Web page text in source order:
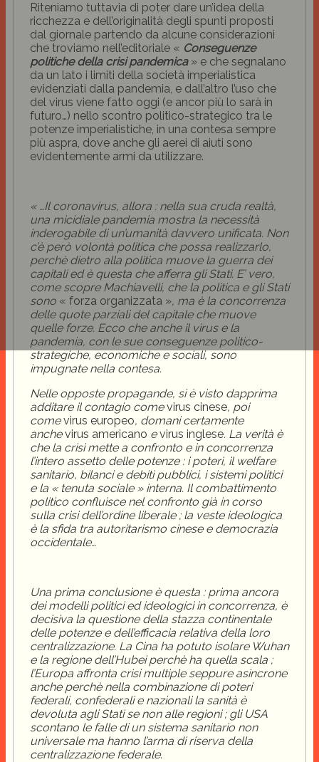
Riteniamo tuttavia di poter dare un’idea della
ricchezza e dell’originalità degli spunti proposti
dal giornale partendo da alcune considerazioni
che troviamo nell’editoriale « Conseguenze
politiche della crisi pandemica» e che segnalano
da un lato i limiti della società imperialistica
evidenziati dalla pandemia, e dall’altro l’uso che
del virus viene fatto oggi (e ancor più lo sarà in
futuro…) nello scontro politico-strategico tra le
potenze imperialistiche, in una contesa sempre
più aspra, dove anche gli aerei di aiuti sono
evidentemente armi da utilizzare.
« …Il coronavirus, allora : nella sua cruda realtà,
una micidiale pandemia mostra la necessità
inderogabile di un’umanità davvero unificata. Non
c’è però volontà politica che possa realizzarlo,
perchè dietro alla politica muove la guerra dei
capitali ed è questa che afferra gli Stati. E’ vero,
come scopre Machiavelli, che la politica e gli Stati
sono « forza organizzata », ma è la concorrenza
delle quote parziali del capitale che muove
quelle forze. Ecco che anche il virus e la
pandemia, con le sue conseguenze politico-
strategiche, economiche e sociali, sono
impugnate nella contesa.
Nelle opposte propagande, si è visto dapprima
additare il contagio comevirus cinese, poi
comevirus europeo, domanicertamente
anchevirus americano evirus inglese. La verità è
che la crisi mette a confronto e in concorrenza
l’intero assetto delle potenze : i poteri, il welfare
sanitario, bilanci e debiti pubblici, i sistemi politici
e la « tenuta sociale » interna. Il combattimento
politico confluisce nel confronto già in corso
sulla crisi dell’ordine liberale ; la veste ideologica
è la sfida tra autoritarismo cinese e democrazia
occidentale…
Una prima conclusione è questa : prima ancora
dei modelli politici ed ideologici in concorrenza, è
decisiva la questione della stazza continentale
delle potenze e dell’efficacia relativa della loro
centralizzazione. La Cina ha potuto isolare Wuhan
e la regione dell’Hubei perchè ha quella scala ;
l’Europa affronta crisi multiple seppure asincrone
anche perchè nella combinazione di poteri
federali, confederali e nazionali la sanità è
devoluta agli Stati se non alle regioni ; gli USA
scontano le falle di un sistema sanitario non
universale ma hanno l’arma di riserva della
centralizzazione federale.